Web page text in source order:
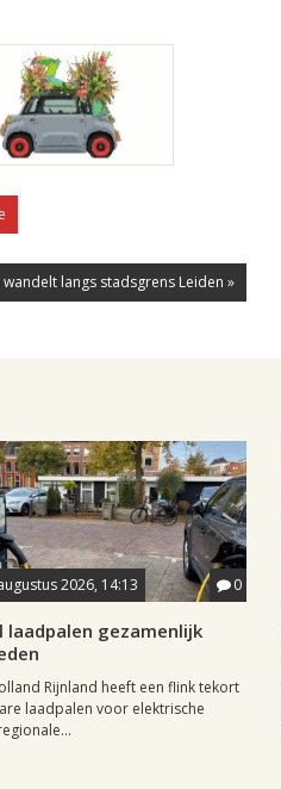
langs stadsgrens Leiden »
2026, 14:13 0
laadpalen gezamenlijk
Rijnland heeft een flink tekort
laadpalen voor elektrische